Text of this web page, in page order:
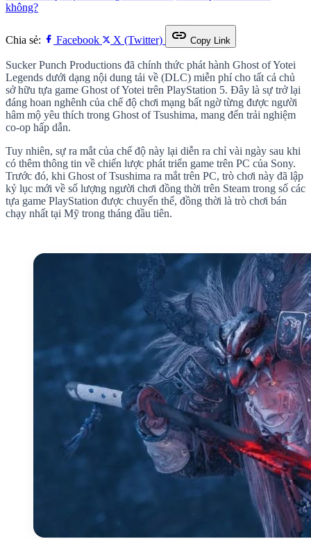
không?
Chia sẻ: Facebook X (Twitter) link Copy Link
Sucker Punch Productions đã chính thức phát hành Ghost of Yotei
Legends dưới dạng nội dung tải về (DLC) miễn phí cho tất cả chủ
sở hữu tựa game Ghost of Yotei trên PlayStation 5. Đây là sự trở lại
đáng hoan nghênh của chế độ chơi mạng bất ngờ từng được người
hâm mộ yêu thích trong Ghost of Tsushima, mang đến trải nghiệm
co-op hấp dẫn.
Tuy nhiên, sự ra mắt của chế độ này lại diễn ra chỉ vài ngày sau khi
có thêm thông tin về chiến lược phát triển game trên PC của Sony.
Trước đó, khi Ghost of Tsushima ra mắt trên PC, trò chơi này đã lập
kỷ lục mới về số lượng người chơi đồng thời trên Steam trong số các
tựa game PlayStation được chuyển thể, đồng thời là trò chơi bán
chạy nhất tại Mỹ trong tháng đầu tiên.